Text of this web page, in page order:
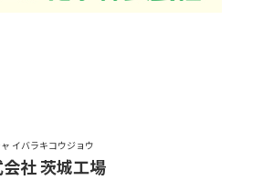
イバラキコウジョウ
社 茨城工場